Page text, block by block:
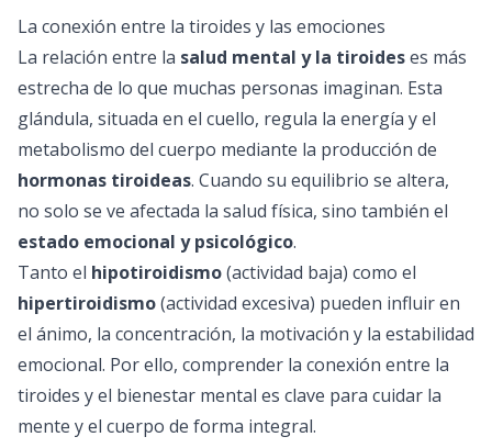
La conexión entre la tiroides y las emociones
La relación entre la salud mental y la tiroideses más
estrecha de lo que muchas personas imaginan. Esta
glándula, situada en el cuello, regula la energía y el
metabolismo del cuerpo mediante la producción de
hormonas tiroideas. Cuando su equilibrio se altera,
no solo se ve afectada la salud física, sino también el
estado emocional y psicológico.
Tanto el hipotiroidismo(actividad baja) como el
hipertiroidismo(actividad excesiva) pueden influir en
el ánimo, la concentración, la motivación y la estabilidad
emocional. Por ello, comprender la conexión entre la
tiroides y el bienestar mental es clave para cuidar la
mente y el cuerpo de forma integral.